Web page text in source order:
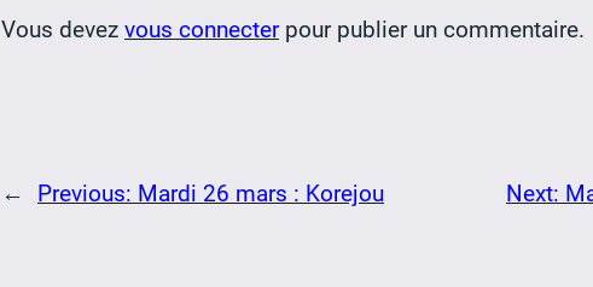
Vous devez vous connecterpour publier un commentaire.
← Previous: Mardi 26 mars : Korejou Next: